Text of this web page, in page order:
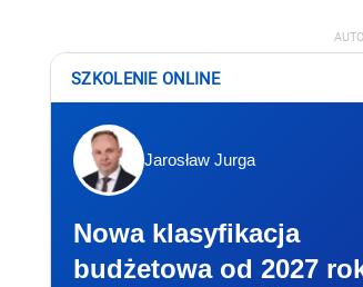
SZKOLENIE ONLINE
Jarosław Jurga
Nowa klasyfikacja
budżetowa od 2027